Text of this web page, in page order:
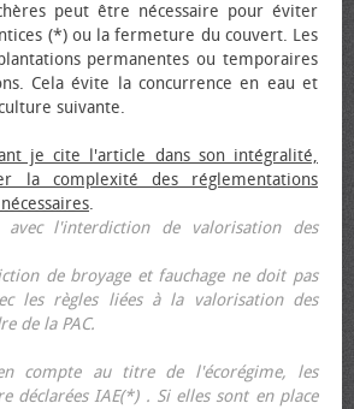
peut être nécessaire pour éviter
(*) ou la fermeture du couvert. Les
permanentes ou temporaires
Cela évite la concurrence en eau et
suivante.
je cite l'article dans son intégralité,
la complexité des réglementations
.
avec l'interdiction de valorisation des
de broyage et fauchage ne doit pas
les règles liées à la valorisation des
de la PAC.
compte au titre de l'écorégime, les
déclarées IAE(*) . Si elles sont en place